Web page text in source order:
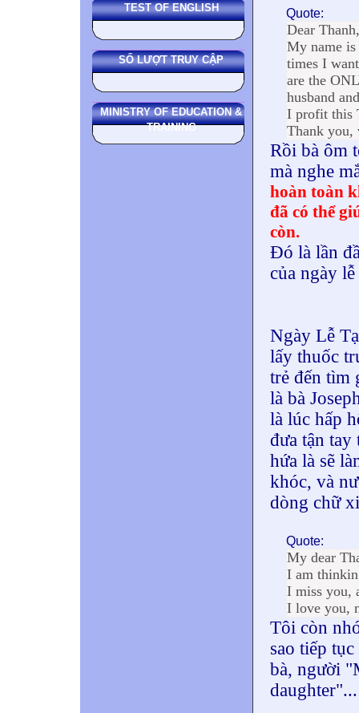
TEST OF ENGLISH
SỐ LƯỢT TRUY CẬP
MINISTRY OF EDUCATION &
TRAINING
Quote:
Dear Thanh,
My name
times I
are the
husband
I profit this
Thank you,
Rồi bà ôm
mà nghe
hoàn toàn
đã có thể
còn.
Đó là lần
của ngày
Ngày Lễ
lấy thuốc
trẻ đến tìm
là bà
là lúc hấp
đưa tận
hứa là sẽ
khóc, và
dòng chữ
Quote:
My dear
I am
I miss you,
I love you,
Tôi còn
sao tiếp
bà, người